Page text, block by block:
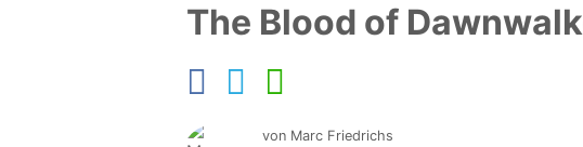
The Blood of
von Marc Friedrichs